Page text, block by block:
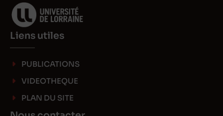
Liens utiles
PUBLICATIONS
VIDEOTHEQUE
PLAN DU SITE